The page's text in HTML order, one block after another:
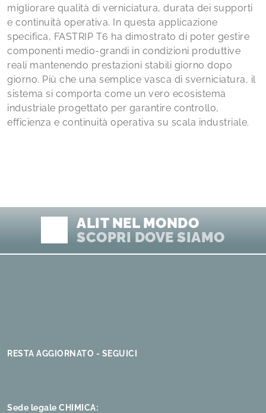
migliorare qualità di verniciatura, durata dei supporti
e continuità operativa. In questa applicazione
specifica, FASTRIP T6 ha dimostrato di poter gestire
componenti medio-grandi in condizioni produttive
reali mantenendo prestazioni stabili giorno dopo
giorno. Più che una semplice vasca di sverniciatura, il
sistema si comporta come un vero ecosistema
industriale progettato per garantire controllo,
efficienza e continuità operativa su scala industriale.
ALIT NEL MONDO
SCOPRI DOVE SIAMO
RESTA AGGIORNATO - SEGUICI
Sede legale CHIMICA: